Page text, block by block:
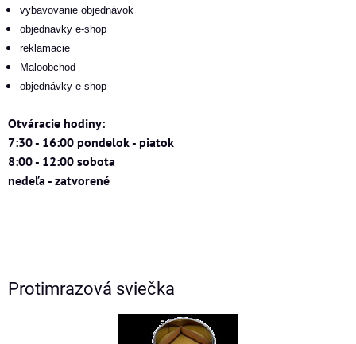
vybavovanie objednávok
objednavky e-shop
reklamacie
Maloobchod
objednávky e-shop
Otváracie hodiny:
7:30 - 16:00 pondelok - piatok
8:00 - 12:00 sobota
nedeľa - zatvorené
Protimrazová sviečka